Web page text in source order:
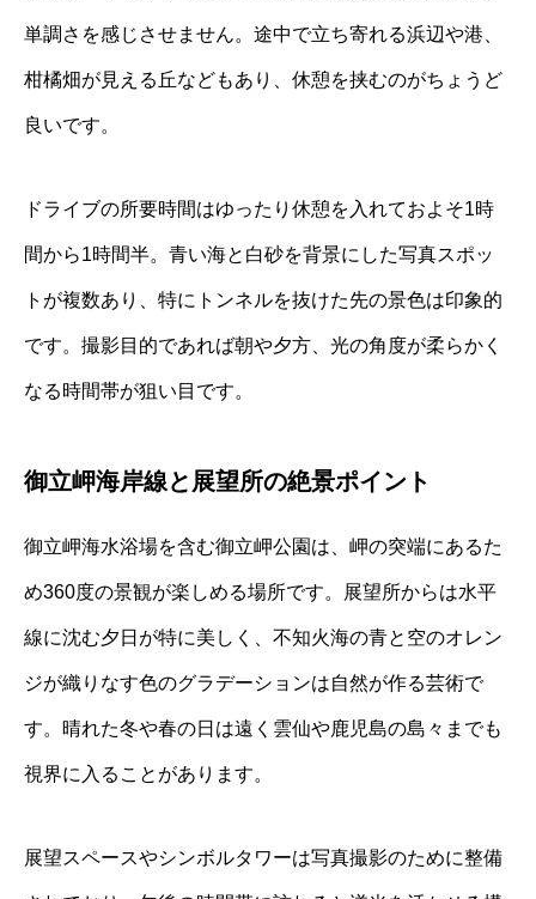
単調さを感じさせません。途中で立ち寄れる浜辺や港、
柑橘畑が見える丘などもあり、休憩を挟むのがちょうど
良いです。
ドライブの所要時間はゆったり休憩を入れておよそ1時
間から1時間半。青い海と白砂を背景にした写真スポッ
トが複数あり、特にトンネルを抜けた先の景色は印象的
です。撮影目的であれば朝や夕方、光の角度が柔らかく
なる時間帯が狙い目です。
御立岬海岸線と展望所の絶景ポイント
御立岬海水浴場を含む御立岬公園は、岬の突端にあるた
め360度の景観が楽しめる場所です。展望所からは水平
線に沈む夕日が特に美しく、不知火海の青と空のオレン
ジが織りなす色のグラデーションは自然が作る芸術で
す。晴れた冬や春の日は遠く雲仙や鹿児島の島々までも
視界に入ることがあります。
展望スペースやシンボルタワーは写真撮影のために整備